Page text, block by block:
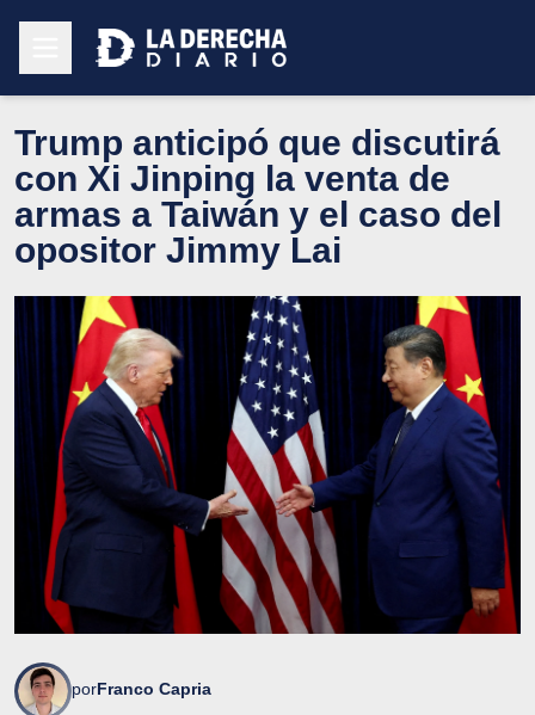
Trump anticipó que discutirá
con Xi Jinping la venta de
armas a Taiwán y el caso del
opositor Jimmy Lai
porFranco Capria